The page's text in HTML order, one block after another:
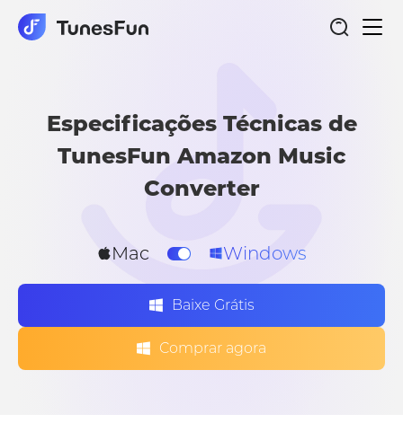
de
Amazon Music Converter
Especificações Técnicas de
TunesFun Amazon Music
Converter
Mac Windows
Baixe Grátis
Comprar agora